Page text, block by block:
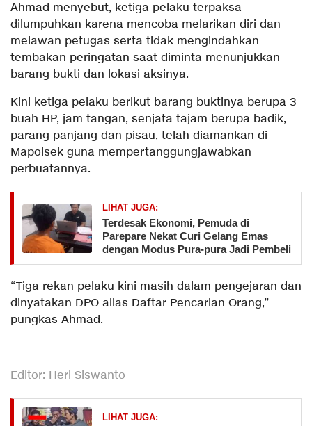
Ahmad menyebut, ketiga pelaku terpaksa
dilumpuhkan karena mencoba melarikan diri dan
melawan petugas serta tidak mengindahkan
tembakan peringatan saat diminta menunjukkan
barang bukti dan lokasi aksinya.
Kini ketiga pelaku berikut barang buktinya berupa 3
buah HP, jam tangan, senjata tajam berupa badik,
parang panjang dan pisau, telah diamankan di
Mapolsek guna mempertanggungjawabkan
perbuatannya.
LIHAT JUGA:
Terdesak Ekonomi, Pemuda di
Parepare Nekat Curi Gelang Emas
dengan Modus Pura-pura Jadi Pembeli
“Tiga rekan pelaku kini masih dalam pengejaran dan
dinyatakan DPO alias Daftar Pencarian Orang,”
pungkas Ahmad.
Editor: Heri Siswanto
LIHAT JUGA: